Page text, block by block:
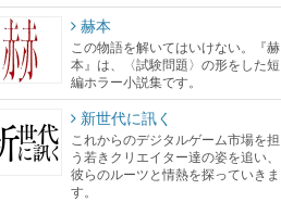
赫本
この物語を解いてはいけない。『赫
本』は、〈試験問題〉の形をした短
編ホラー小説集です。
新世代に訊く
これからのデジタルゲーム市場を担
う若きクリエイター達の姿を追い、
彼らのルーツと情熱を探っていきま
す。